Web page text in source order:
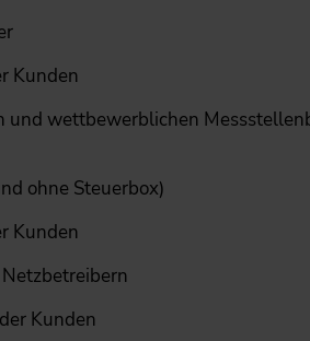
Kunden
wettbewerblichen
ohne Steuerbox)
Kunden
Kunden